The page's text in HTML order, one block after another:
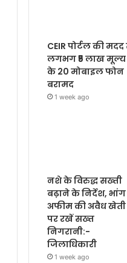
CEIR पोर्टल की
लगभग ₹5 लाख मूल्य
के 20 मोबाइल फोन
बरामद
1 week ago
नशे के विरुद्ध सख्ती
बढ़ाने के निर्देश,
अफीम की अवैध खेती
पर रखें सख्त
निगरानी:-
जिलाधिकारी
1 week ago